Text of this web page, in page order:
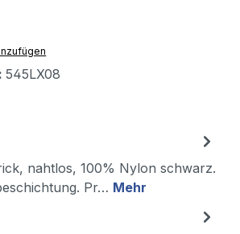
545LX08
nahtlos, 100% Nylon schwarz.
Pr… Mehr